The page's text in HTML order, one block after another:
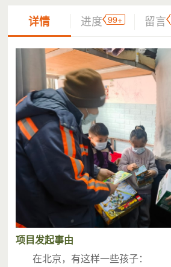
详情 进度 99+ 留言
项目发起事由
在北京，有这样一些孩子：